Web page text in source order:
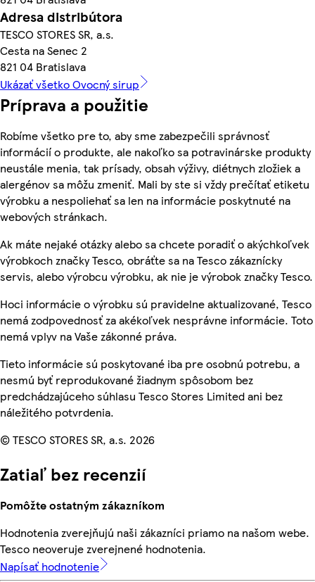
Adresa distribútora
TESCO STORES SR, a.s.
Cesta na Senec 2
821 04 Bratislava
Ukázať všetko Ovocný sirup
Príprava a použitie
Robíme všetko pre to, aby sme zabezpečili správnosť
informácií o produkte, ale nakoľko sa potravinárske produkty
neustále menia, tak prísady, obsah výživy, diétnych zložiek a
alergénov sa môžu zmeniť. Mali by ste si vždy prečítať etiketu
výrobku a nespoliehať sa len na informácie poskytnuté na
webových stránkach.
Ak máte nejaké otázky alebo sa chcete poradiť o akýchkoľvek
výrobkoch značky Tesco, obráťte sa na Tesco zákaznícky
servis, alebo výrobcu výrobku, ak nie je výrobok značky Tesco.
Hoci informácie o výrobku sú pravidelne aktualizované, Tesco
nemá zodpovednosť za akékoľvek nesprávne informácie. Toto
nemá vplyv na Vaše zákonné práva.
Tieto informácie sú poskytované iba pre osobnú potrebu, a
nesmú byť reprodukované žiadnym spôsobom bez
predchádzajúceho súhlasu Tesco Stores Limited ani bez
náležitého potvrdenia.
© TESCO STORES SR, a.s. 2026
Zatiaľ bez recenzií
Pomôžte ostatným zákazníkom
Hodnotenia zverejňujú naši zákazníci priamo na našom webe.
Tesco neoveruje zverejnené hodnotenia.
Napísať hodnotenie